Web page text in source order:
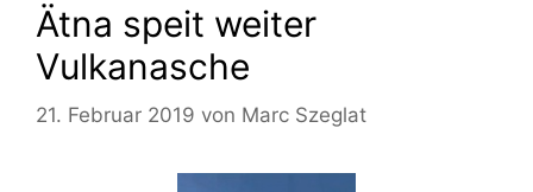
Ätna speit weiter
Vulkanasche
21. Februar 2019 von Marc Szeglat